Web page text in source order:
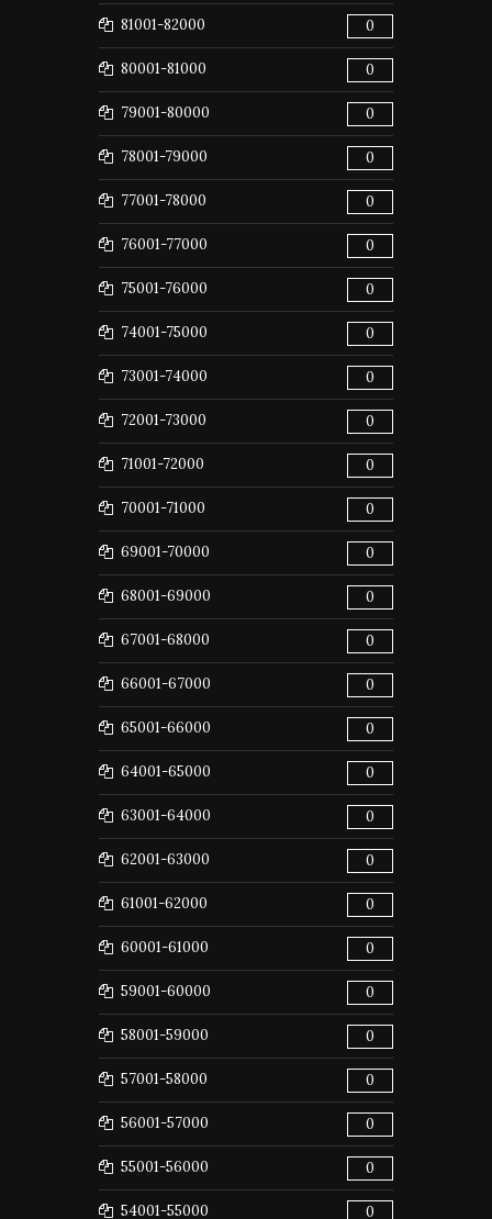
81001-82000 0
80001-81000 0
79001-80000 0
78001-79000 0
77001-78000 0
76001-77000 0
75001-76000 0
74001-75000 0
73001-74000 0
72001-73000 0
71001-72000 0
70001-71000 0
69001-70000 0
68001-69000 0
67001-68000 0
66001-67000 0
65001-66000 0
64001-65000 0
63001-64000 0
62001-63000 0
61001-62000 0
60001-61000 0
59001-60000 0
58001-59000 0
57001-58000 0
56001-57000 0
55001-56000 0
54001-55000 0